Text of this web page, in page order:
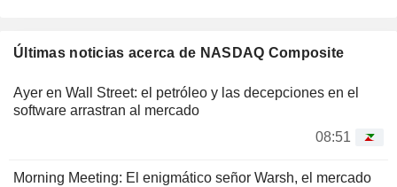
Últimas noticias acerca de NASDAQ Composite
Ayer en Wall Street: el petróleo y las decepciones en el
software arrastran al mercado
08:51
Morning Meeting: El enigmático señor Warsh, el mercado